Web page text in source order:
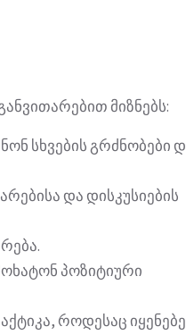
მიზნებს:
სხვების გრძნობები
და დისკუსიების
პოზიტიური
როდესაც